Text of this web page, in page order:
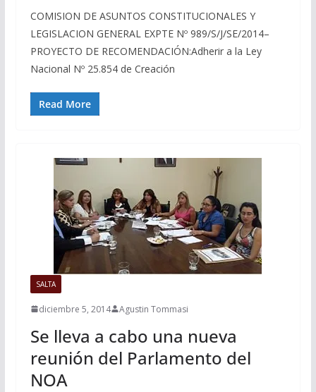
COMISION DE ASUNTOS CONSTITUCIONALES Y
LEGISLACION GENERAL EXPTE Nº 989/S/J/SE/2014–
PROYECTO DE RECOMENDACIÓN:Adherir a la Ley
Nacional Nº 25.854 de Creación
Read More
SALTA
diciembre 5, 2014 Agustin Tommasi
Se lleva a cabo una nueva
reunión del Parlamento del
NOA